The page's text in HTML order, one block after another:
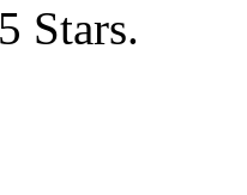
Stars.